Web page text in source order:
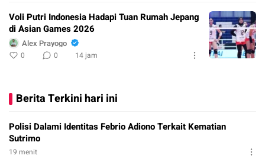
Voli Putri Indonesia Hadapi Tuan Rumah Jepang
di Asian Games 2026
Alex Prayogo
0 0 14 jam
Berita Terkini hari ini
Polisi Dalami Identitas Febrio Adiono Terkait Kematian
Sutrimo
19 menit